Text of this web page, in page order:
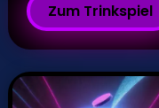
Zum Trinkspiel